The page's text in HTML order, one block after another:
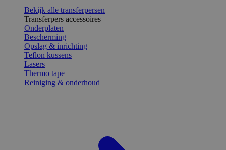
Bekijk alle transferpersen
Transferpers accessoires
Onderplaten
Bescherming
Opslag & inrichting
Teflon kussens
Lasers
Thermo tape
Reiniging & onderhoud